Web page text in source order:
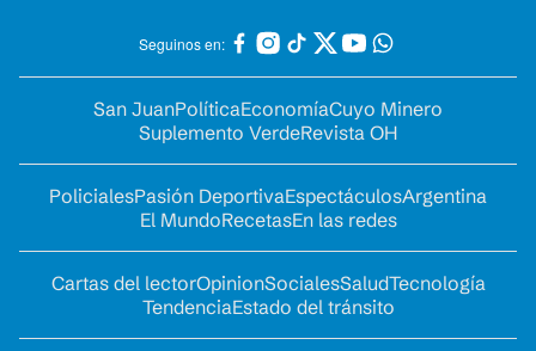
Seguinos en:
San JuanPolíticaEconomíaCuyo Minero
Suplemento VerdeRevista OH
PolicialesPasión DeportivaEspectáculosArgentina
El MundoRecetasEn las redes
Cartas del lectorOpinionSocialesSaludTecnología
TendenciaEstado del tránsito